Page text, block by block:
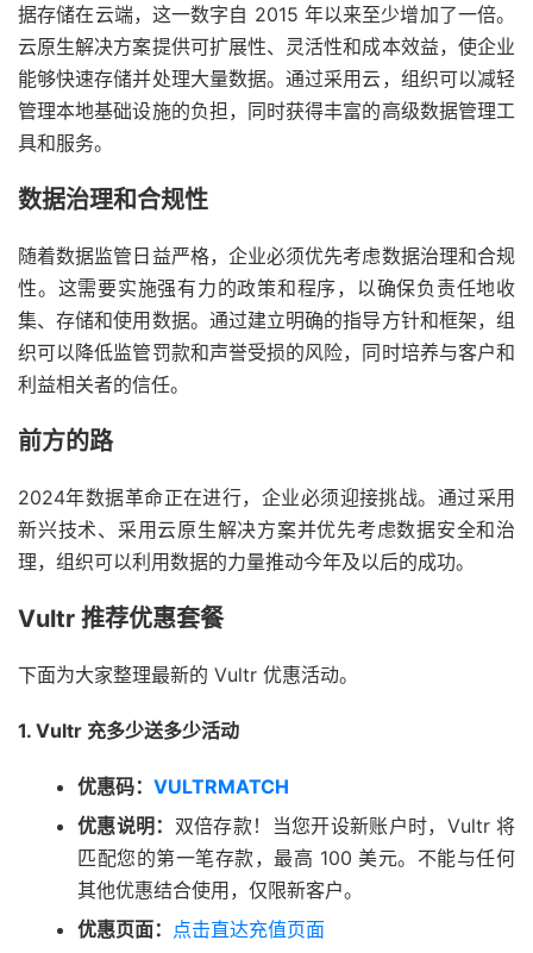
据存储在云端，这一数字自 2015 年以来至少增加了一倍。
云原生解决方案提供可扩展性、灵活性和成本效益，使企业
能够快速存储并处理大量数据。通过采用云，组织可以减轻
管理本地基础设施的负担，同时获得丰富的高级数据管理工
具和服务。
数据治理和合规性
随着数据监管日益严格，企业必须优先考虑数据治理和合规
性。这需要实施强有力的政策和程序，以确保负责任地收
集、存储和使用数据。通过建立明确的指导方针和框架，组
织可以降低监管罚款和声誉受损的风险，同时培养与客户和
利益相关者的信任。
前方的路
2024年数据革命正在进行，企业必须迎接挑战。通过采用
新兴技术、采用云原生解决方案并优先考虑数据安全和治
理，组织可以利用数据的力量推动今年及以后的成功。
Vultr 推荐优惠套餐
下面为大家整理最新的 Vultr 优惠活动。
1. Vultr 充多少送多少活动
优惠码： VULTRMATCH
优惠说明： 双倍存款！当您开设新账户时，Vultr 将
匹配您的第一笔存款，最高 100 美元。不能与任何
其他优惠结合使用，仅限新客户。
优惠页面： 点击直达充值页面